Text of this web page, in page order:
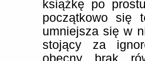
książkę po
początkowo się
umniejsza się w
stojący za
obecny brak